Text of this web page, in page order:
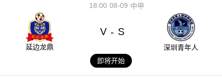
08-09
18:00 中甲
延边龙鼎
V - S
深圳青年人
即将开始